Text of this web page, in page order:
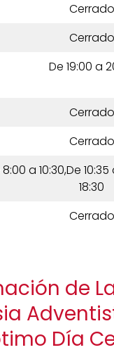
Cerrado
Cerrado
De 19:00 a
Cerrado
Cerrado
a 10:30,De 10:35
18:30
Cerrado
de
Día